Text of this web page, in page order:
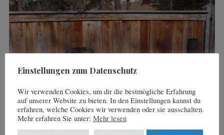
Einstellungen zum Datenschutz
Wir verwenden Cookies, um dir die bestmögliche Erfahrung
auf unserer Website zu bieten. In den Einstellungen kannst du
erfahren, welche Cookies wir verwenden oder sie ausschalten.
Mehr erfahren Sie unter: Mehr lesen